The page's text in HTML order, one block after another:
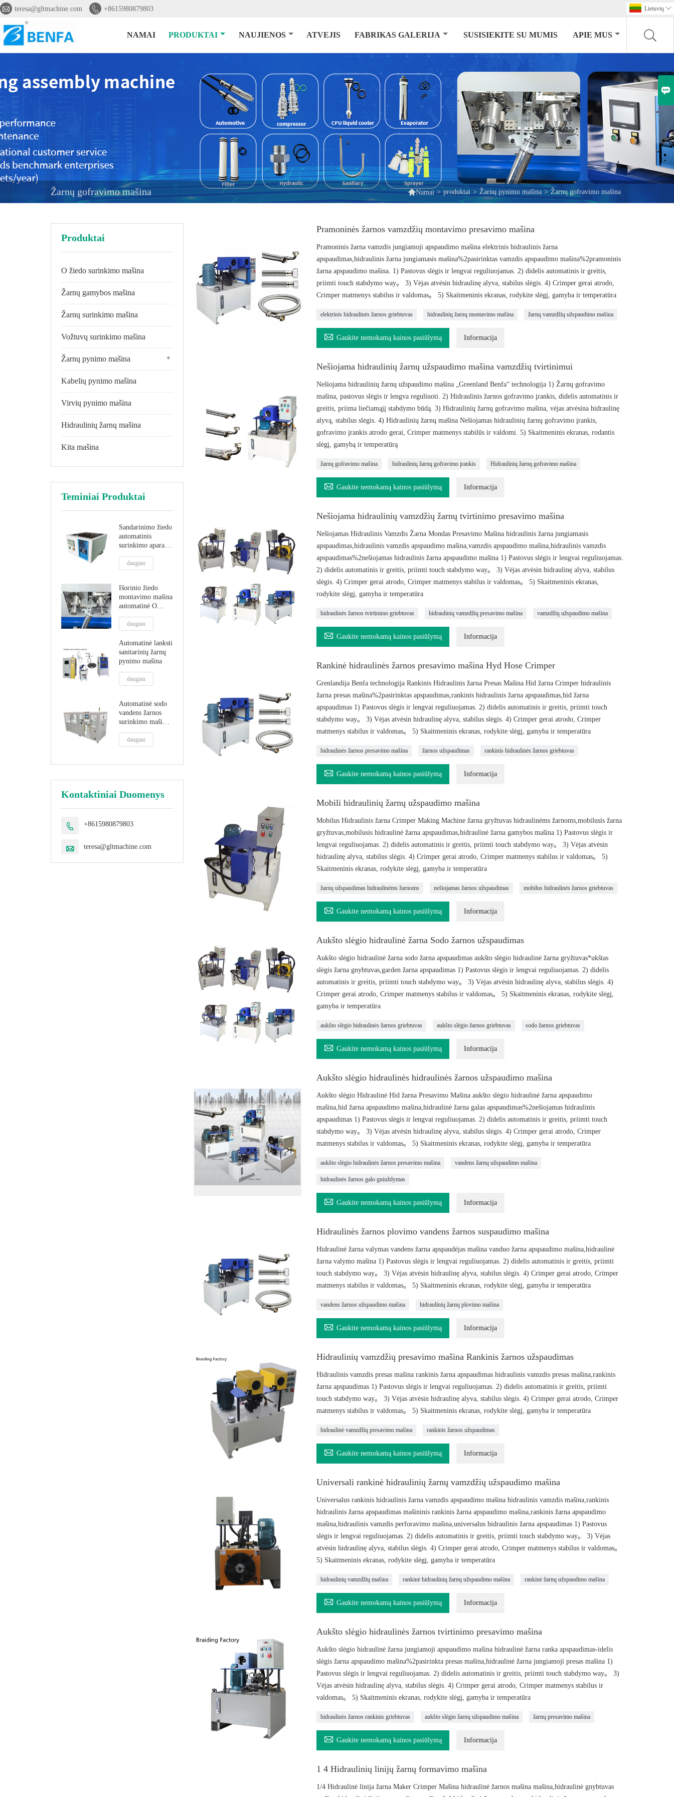
 teresa@gltmachine.com  +8615980879803 Lietuvių 
NAMAI PRODUKTAI NAUJIENOS ATVEJIS FABRIKAS GALERIJA SUSISIEKITE SU MUMIS APIE MUS
Žarnų gofravimo mašina Namai > produktai > Žarnų pynimo mašina > Žarnų gofravimo mašina
Produktai
O žiedo surinkimo mašina
Žarnų gamybos mašina
Žarnų surinkimo mašina
Vožtuvų surinkimo mašina
+
Žarnų pynimo mašina
Kabelių pynimo mašina
Virvių pynimo mašina
Hidraulinių žarnų mašina
Kita mašina
Teminiai Produktai
Sandarinimo žiedo
automatinis
surinkimo aparatas
o žiedo
montavimo mašina
daugiau
Išorinio žiedo
montavimo mašina
automatinė O
mašina
daugiau
Automatinė lanksti
sanitarinių žarnų
pynimo mašina
daugiau
Automatinė sodo
vandens žarnos
surinkimo mašina
žarnos pynimo
mašina vamzdžių
tvirtinimas
daugiau
Kontaktiniai Duomenys
 +8615980879803
 teresa@gltmachine.com
Pramoninės žarnos vamzdžių montavimo presavimo mašina
Pramoninis žarna vamzdis jungiamoji apspaudimo mašina elektrinis hidraulinis žarna
apspaudimas,hidraulinis žarna jungiamasis mašina%2pasirinktas vamzdis apspaudimo mašina%2pramoninis
žarna apspaudimo mašina. 1) Pastovus slėgis ir lengvai reguliuojamas. 2) didelis automatinis ir greitis,
priimti touch stabdymo way。 3) Vėjas atvėsin hidraulinę alyva, stabilus slėgis. 4) Crimper gerai atrodo,
Crimper matmenys stabilus ir valdomas。 5) Skaitmeninis ekranas, rodykite slėgį, gamyba ir temperatūra
elektrinis hidraulinės žarnos griebtuvas hidraulinių žarnų montavimo mašina žarnų vamzdžių užspaudimo mašina
 Gaukite nemokamą kainos pasiūlymą Informacija
Nešiojama hidraulinių žarnų užspaudimo mašina vamzdžių tvirtinimui
Nešiojama hidraulinių žarnų užspaudimo mašina „Greenland Benfa“ technologija 1) Žarnų gofravimo
mašina, pastovus slėgis ir lengva reguliuoti. 2) Hidraulinis žarnos gofravimo įrankis, didelis automatinis ir
greitis, priima liečiamąjį stabdymo būdą. 3) Hidraulinių žarnų gofravimo mašina, vėjas atvėsina hidraulinę
alyvą, stabilus slėgis. 4) Hidraulinių žarnų mašina Nešiojamas hidraulinių žarnų gofravimo įrankis,
gofravimo įrankis atrodo gerai, Crimper matmenys stabilūs ir valdomi. 5) Skaitmeninis ekranas, rodantis
slėgį, gamybą ir temperatūrą
žarnų gofravimo mašina hidraulinių žarnų gofravimo įrankis Hidraulinių žarnų gofravimo mašina
 Gaukite nemokamą kainos pasiūlymą Informacija
Nešiojama hidraulinių vamzdžių žarnų tvirtinimo presavimo mašina
Nešiojamas Hidraulinis Vamzdis Žarna Mondas Presavimo Mašina hidraulinis žarna jungiamasis
apspaudimas,hidraulinis vamzdis apspaudimo mašina,vamzdis apspaudimo mašina,hidraulinis vamzdis
apspaudimas%2nešiojamas hidraulinis žarna apspaudimo mašina 1) Pastovus slėgis ir lengvai reguliuojamas.
2) didelis automatinis ir greitis, priimti touch stabdymo way。 3) Vėjas atvėsin hidraulinę alyva, stabilus
slėgis. 4) Crimper gerai atrodo, Crimper matmenys stabilus ir valdomas。 5) Skaitmeninis ekranas,
rodykite slėgį, gamyba ir temperatūra
hidraulinės žarnos tvirtinimo griebtuvas hidraulinių vamzdžių presavimo mašina vamzdžių užspaudimo mašina
 Gaukite nemokamą kainos pasiūlymą Informacija
Rankinė hidraulinės žarnos presavimo mašina Hyd Hose Crimper
Grenlandija Benfa technologija Rankinis Hidraulinis žarna Presas Mašina Hid žarna Crimper hidraulinis
žarna presas mašina%2pasirinktas apspaudimas,rankinis hidraulinis žarna apspaudimas,hid žarna
apspaudimas 1) Pastovus slėgis ir lengvai reguliuojamas. 2) didelis automatinis ir greitis, priimti touch
stabdymo way。 3) Vėjas atvėsin hidraulinę alyva, stabilus slėgis. 4) Crimper gerai atrodo, Crimper
matmenys stabilus ir valdomas。 5) Skaitmeninis ekranas, rodykite slėgį, gamyba ir temperatūra
hidraulinės žarnos presavimo mašina žarnos užspaudimas rankinis hidraulinės žarnos griebtuvas
 Gaukite nemokamą kainos pasiūlymą Informacija
Mobili hidraulinių žarnų užspaudimo mašina
Mobilus Hidraulinis žarna Crimper Making Machine žarna gryžtuvas hidraulinėms žarnoms,mobilusis žarna
gryžtuvas,mobilusis hidraulinė žarna apspaudimas,hidraulinė žarna gamybos mašina 1) Pastovus slėgis ir
lengvai reguliuojamas. 2) didelis automatinis ir greitis, priimti touch stabdymo way。 3) Vėjas atvėsin
hidraulinę alyva, stabilus slėgis. 4) Crimper gerai atrodo, Crimper matmenys stabilus ir valdomas。 5)
Skaitmeninis ekranas, rodykite slėgį, gamyba ir temperatūra
žarnų užspaudimas hidraulinėms žarnoms nešiojamas žarnos užspaudimas mobilus hidraulinės žarnos griebtuvas
 Gaukite nemokamą kainos pasiūlymą Informacija
Aukšto slėgio hidraulinė žarna Sodo žarnos užspaudimas
Aukšto slėgio hidraulinė žarna sodo žarna apspaudimas aukšto slėgio hidraulinė žarna gryžtuvas*ukštas
slėgis žarna gnybtuvas,garden žarna apspaudimas 1) Pastovus slėgis ir lengvai reguliuojamas. 2) didelis
automatinis ir greitis, priimti touch stabdymo way。 3) Vėjas atvėsin hidraulinę alyva, stabilus slėgis. 4)
Crimper gerai atrodo, Crimper matmenys stabilus ir valdomas。 5) Skaitmeninis ekranas, rodykite slėgį,
gamyba ir temperatūra
aukšto slėgio hidraulinės žarnos griebtuvas aukšto slėgio žarnos griebtuvas sodo žarnos griebtuvas
 Gaukite nemokamą kainos pasiūlymą Informacija
Aukšto slėgio hidraulinės hidraulinės žarnos užspaudimo mašina
Aukšto slėgio Hidraulinė Hid žarna Presavimo Mašina aukšto slėgio hidraulinė žarna apspaudimo
mašina,hid žarna apspaudimo mašina,hidraulinė žarna galas apspaudimas%2nešiojamas hidraulinis
apspaudimas 1) Pastovus slėgis ir lengvai reguliuojamas. 2) didelis automatinis ir greitis, priimti touch
stabdymo way。 3) Vėjas atvėsin hidraulinę alyva, stabilus slėgis. 4) Crimper gerai atrodo, Crimper
matmenys stabilus ir valdomas。 5) Skaitmeninis ekranas, rodykite slėgį, gamyba ir temperatūra
aukšto slėgio hidraulinės žarnos presavimo mašina vandens žarnų užspaudimo mašina
hidraulinės žarnos galo gniuždymas
 Gaukite nemokamą kainos pasiūlymą Informacija
Hidraulinės žarnos plovimo vandens žarnos suspaudimo mašina
Hidraulinė žarna valymas vandens žarna apspaudėjas mašina vanduo žarna apspaudimo mašina,hidraulinė
žarna valymo mašina 1) Pastovus slėgis ir lengvai reguliuojamas. 2) didelis automatinis ir greitis, priimti
touch stabdymo way。 3) Vėjas atvėsin hidraulinę alyva, stabilus slėgis. 4) Crimper gerai atrodo, Crimper
matmenys stabilus ir valdomas。 5) Skaitmeninis ekranas, rodykite slėgį, gamyba ir temperatūra
vandens žarnos užspaudimo mašina hidraulinių žarnų plovimo mašina
 Gaukite nemokamą kainos pasiūlymą Informacija
Hidraulinių vamzdžių presavimo mašina Rankinis žarnos užspaudimas
Hidraulinis vamzdis presas mašina rankinis žarna apspaudimas hidraulinis vamzdis presas mašina,rankinis
žarna apspaudimas 1) Pastovus slėgis ir lengvai reguliuojamas. 2) didelis automatinis ir greitis, priimti
touch stabdymo way。 3) Vėjas atvėsin hidraulinę alyva, stabilus slėgis. 4) Crimper gerai atrodo, Crimper
matmenys stabilus ir valdomas。 5) Skaitmeninis ekranas, rodykite slėgį, gamyba ir temperatūra
hidraulinė vamzdžių presavimo mašina rankinis žarnos užspaudimas
 Gaukite nemokamą kainos pasiūlymą Informacija
Universali rankinė hidraulinių žarnų vamzdžių užspaudimo mašina
Universalus rankinis hidraulinis žarna vamzdis apspaudimo mašina hidraulinis vamzdis mašina,rankinis
hidraulinis žarna apspaudimas mašininis rankinis žarna apspaudimo mašina,rankinis žarna apspaudimo
mašina,hidraulinis vamzdis perforavimo mašina,universalus hidraulinis žarna apspaudimas 1) Pastovus
slėgis ir lengvai reguliuojamas. 2) didelis automatinis ir greitis, priimti touch stabdymo way。 3) Vėjas
atvėsin hidraulinę alyva, stabilus slėgis. 4) Crimper gerai atrodo, Crimper matmenys stabilus ir valdomas。
5) Skaitmeninis ekranas, rodykite slėgį, gamyba ir temperatūra
hidraulinių vamzdžių mašina rankinė hidraulinių žarnų užspaudimo mašina rankinė žarnų užspaudimo mašina
 Gaukite nemokamą kainos pasiūlymą Informacija
Aukšto slėgio hidraulinės žarnos tvirtinimo presavimo mašina
Aukšto slėgio hidraulinė žarna jungiamoji apspaudimo mašina hidraulinė žarna ranka apspaudimas-idelis
slėgis žarna apspaudimo mašina%2pasirinkta presas mašina,hidraulinė žarna jungiamoji presas mašina 1)
Pastovus slėgis ir lengvai reguliuojamas. 2) didelis automatinis ir greitis, priimti touch stabdymo way。 3)
Vėjas atvėsin hidraulinę alyva, stabilus slėgis. 4) Crimper gerai atrodo, Crimper matmenys stabilus ir
valdomas。 5) Skaitmeninis ekranas, rodykite slėgį, gamyba ir temperatūra
hidraulinės žarnos rankinis griebtuvas aukšto slėgio žarnų užspaudimo mašina žarnų presavimo mašina
 Gaukite nemokamą kainos pasiūlymą Informacija
1 4 Hidraulinių linijų žarnų formavimo mašina
1/4 Hidraulinė linija žarna Maker Crimper Mašina hidraulinė žarnos mašina mašina,hidraulinė gnybtuvas
